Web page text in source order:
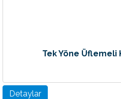
Tek Yöne Üflemeli
Detaylar